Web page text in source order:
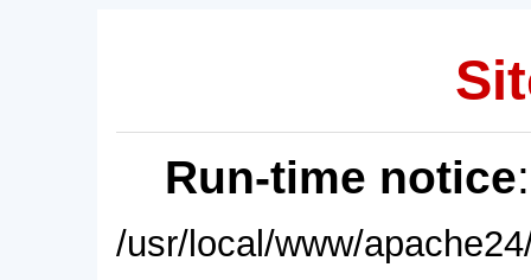
Run-time notice
/usr/local/www/